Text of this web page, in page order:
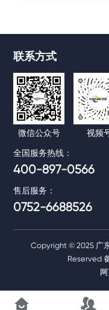
HD-SVP系列
联系方式
微信公众号 视频
全国服务热线：
400-897-0566
售后服务：
0752-6688526
Copyright © 2025 广
Reserved